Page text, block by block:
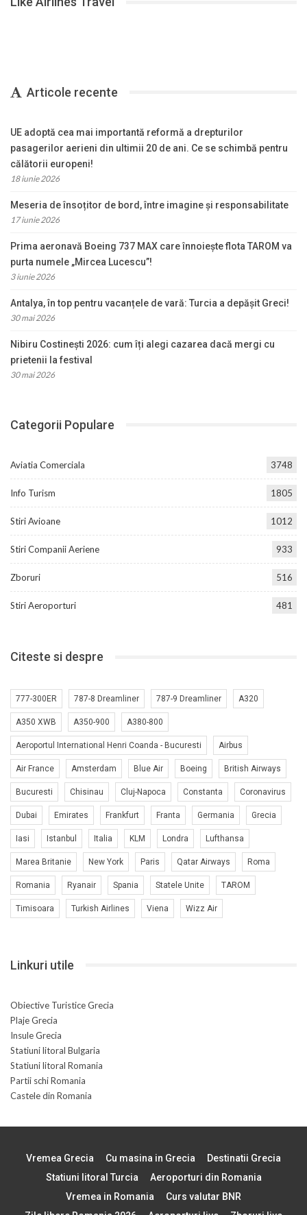
Articole recente
UE adoptă cea mai importantă reformă a drepturilor
pasagerilor aerieni din ultimii 20 de ani. Ce se schimbă pentru
călătorii europeni!
18 iunie 2026
Meseria de însoțitor de bord, între imagine și responsabilitate
17 iunie 2026
Prima aeronavă Boeing 737 MAX care înnoiește flota TAROM va
purta numele „Mircea Lucescu”!
3 iunie 2026
Antalya, în top pentru vacanțele de vară: Turcia a depășit Greci!
30 mai 2026
Nibiru Costinești 2026: cum îți alegi cazarea dacă mergi cu
prietenii la festival
30 mai 2026
Categorii Populare
Aviatia Comerciala 3748
Info Turism 1805
Stiri Avioane 1012
Stiri Companii Aeriene 933
Zboruri 516
Stiri Aeroporturi 481
Citeste si despre
777-300ER 787-8 Dreamliner 787-9 Dreamliner A320
A350 XWB A350-900 A380-800
Aeroportul International Henri Coanda - Bucuresti Airbus
Air France Amsterdam Blue Air Boeing British Airways
Bucuresti Chisinau Cluj-Napoca Constanta Coronavirus
Dubai Emirates Frankfurt Franta Germania Grecia
Iasi Istanbul Italia KLM Londra Lufthansa
Marea Britanie New York Paris Qatar Airways Roma
Romania Ryanair Spania Statele Unite TAROM
Timisoara Turkish Airlines Viena Wizz Air
Linkuri utile
Obiective Turistice Grecia
Plaje Grecia
Insule Grecia
Statiuni litoral Bulgaria
Statiuni litoral Romania
Partii schi Romania
Castele din Romania
Vremea Grecia Cu masina in Grecia
Destinatii Grecia
Statiuni litoral Turcia
Aeroporturi din Romania
Vremea in Romania
Curs valutar BNR